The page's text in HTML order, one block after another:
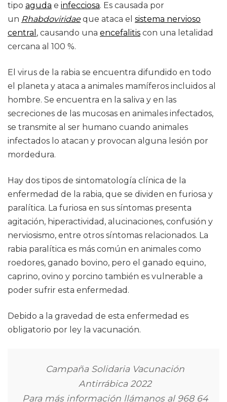
tipo aguda e infecciosa. Es causada por
un Rhabdoviridaeque ataca el sistema nervioso
central , causando una encefalitis con una letalidad
cercana al 100 %.
El virus de la rabia se encuentra difundido en todo
el planeta y ataca a animales mamíferos incluidos al
hombre. Se encuentra en la saliva y en las
secreciones de las mucosas en animales infectados,
se transmite al ser humano cuando animales
infectados lo atacan y provocan alguna lesión por
mordedura.
Hay dos tipos de sintomatología clínica de la
enfermedad de la rabia, que se dividen en furiosa y
paralítica. La furiosa en sus síntomas presenta
agitación, hiperactividad, alucinaciones, confusión y
nerviosismo, entre otros síntomas relacionados. La
rabia paralítica es más común en animales como
roedores, ganado bovino, pero el ganado equino,
caprino, ovino y porcino también es vulnerable a
poder sufrir esta enfermedad.
Debido a la gravedad de esta enfermedad es
obligatorio por ley la vacunación.​
Campaña Solidaria Vacunación
Antirrábica 2022
Para más información llámanos al 968 64